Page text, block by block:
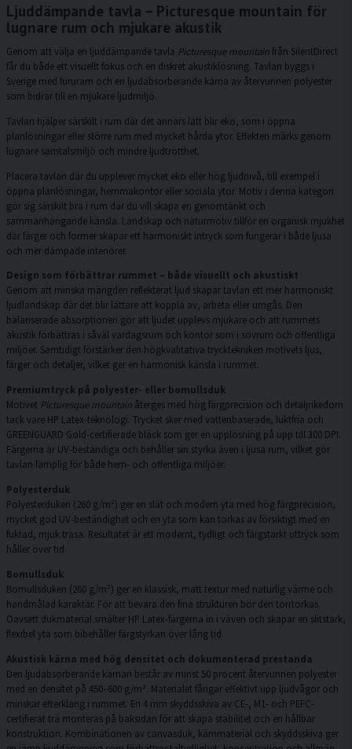
Ljuddämpande tavla – Picturesque mountain för
lugnare rum och mjukare akustik
Genom att välja en ljuddämpande tavla Picturesque mountainfrån SilentDirect
får du både ett visuellt fokus och en diskret akustiklösning. Tavlan byggs i
Sverige med fururam och en ljudabsorberande kärna av återvunnen polyester
som bidrar till en mjukare ljudmiljö.
Tavlan hjälper särskilt i rum där det annars lätt blir eko, som i öppna
planlösningar eller större rum med mycket hårda ytor. Effekten märks genom
lugnare samtalsmiljö och mindre ljudtrötthet.
Placera tavlan där du upplever mycket eko eller hög ljudnivå, till exempel i
öppna planlösningar, hemmakontor eller sociala ytor. Motiv i denna kategori
gör sig särskilt bra i rum där du vill skapa en genomtänkt och
sammanhängande känsla. Landskap och naturmotiv tillför en organisk mjukhet
där färger och former skapar ett harmoniskt intryck som fungerar i både ljusa
och mer dämpade interiörer.
Design som förbättrar rummet – både visuellt och akustiskt
Genom att minska mängden reflekterat ljud skapar tavlan ett mer harmoniskt
ljudlandskap där det blir lättare att koppla av, arbeta eller umgås. Den
balanserade absorptionen gör att ljudet upplevs mjukare och att rummets
akustik förbättras i såväl vardagsrum och kontor som i sovrum och offentliga
miljöer. Samtidigt förstärker den högkvalitativa trycktekniken motivets ljus,
färger och detaljer, vilket ger en harmonisk känsla i rummet.
Premiumtryck på polyester- eller bomullsduk
Motivet Picturesque mountain återges med hög färgprecision och detaljrikedom
tack vare HP Latex-teknologi. Trycket sker med vattenbaserade, luktfria och
GREENGUARD Gold-certifierade bläck som ger en upplösning på upp till 300 DPI.
Färgerna är UV-beständiga och behåller sin styrka även i ljusa rum, vilket gör
tavlan lämplig för både hem- och offentliga miljöer.
Polyesterduk
Polyesterduken (260 g/m²) ger en slät och modern yta med hög färgprecision,
mycket god UV-beständighet och en yta som kan torkas av försiktigt med en
fuktad, mjuk trasa. Resultatet är ett modernt, tydligt och färgstarkt uttryck som
håller över tid.
Bomullsduk
Bomullsduken (260 g/m²) ger en klassisk, matt textur med naturlig värme och
handmålad karaktär. För att bevara den fina strukturen bör den torrtorkas.
Oavsett dukmaterial smälter HP Latex-färgerna in i väven och skapar en slitstark,
flexibel yta som bibehåller färgstyrkan över lång tid.
Akustisk kärna med hög densitet och dokumenterad prestanda
Den ljudabsorberande kärnan består av minst 50 procent återvunnen polyester
med en densitet på 450–600 g/m². Materialet fångar effektivt upp ljudvågor och
minskar efterklang i rummet. En 4 mm skyddsskiva av CE-, M1- och PEFC-
certifierat trä monteras på baksidan för att skapa stabilitet och en hållbar
konstruktion. Kombinationen av canvasduk, kärnmaterial och skyddsskiva ger